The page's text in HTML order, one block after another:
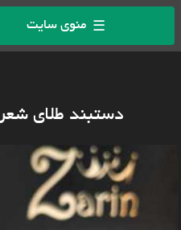
☰ منوی سایت
دستبند طلای